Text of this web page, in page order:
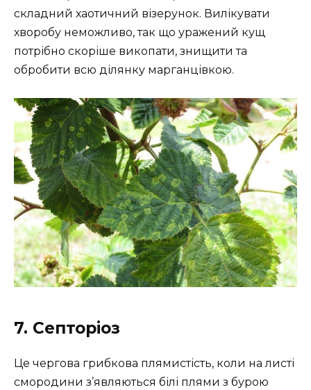
складний хаотичний візерунок. Вилікувати
хворобу неможливо, так що уражений кущ
потрібно скоріше викопати, знищити та
обробити всю ділянку марганцівкою.
7. Септоріоз
Це чергова грибкова плямистість, коли на листі
смородини з’являються білі плями з бурою